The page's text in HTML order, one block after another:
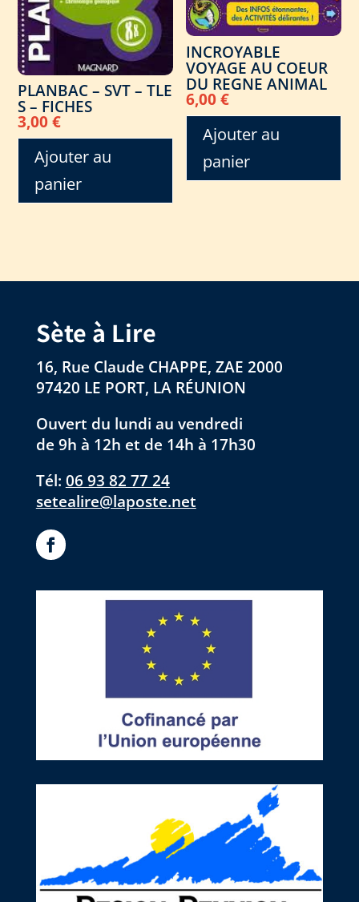
PLANBAC – SVT – TLE
S – FICHES
3,00€
Ajouter au
panier
INCROYABLE
VOYAGE AU COEUR
DU REGNE ANIMAL
6,00€
Ajouter au
panier
Sète à Lire
16, Rue Claude CHAPPE, ZAE 2000
97420 LE PORT, LA RÉUNION
Ouvert du lundi au vendredi
de 9h à 12h et de 14h à 17h30
Tél: 06 93 82 77 24
setealire@laposte.net